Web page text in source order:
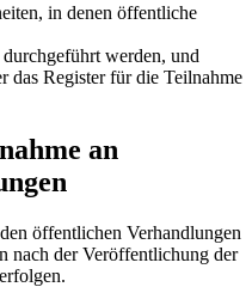
in denen öffentliche
werden, und
das Register für die Teilnahme
an
öffentlichen Verhandlungen
nach der Veröffentlichung der